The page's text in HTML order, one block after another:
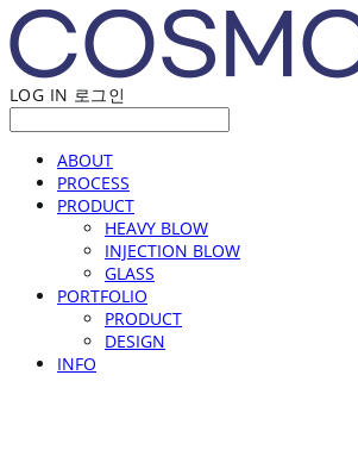
LOG IN 로그인
ABOUT
PROCESS
PRODUCT
HEAVY BLOW
INJECTION BLOW
GLASS
PORTFOLIO
PRODUCT
DESIGN
INFO